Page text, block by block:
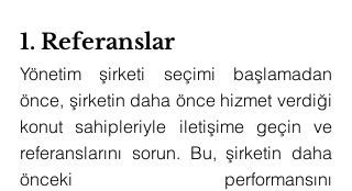
1. Referanslar
Yönetim şirketi seçimi başlamadan
önce, şirketin daha önce hizmet verdiği
konut sahipleriyle iletişime geçin ve
referanslarını sorun. Bu, şirketin daha
önceki performansını